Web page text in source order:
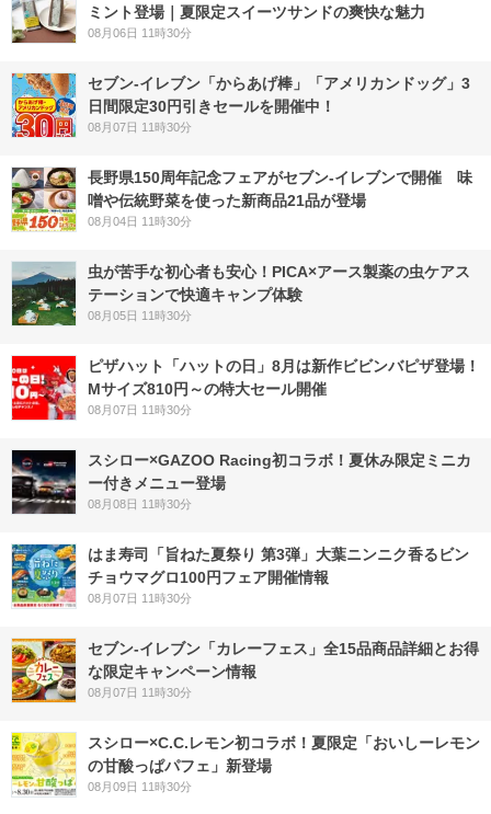
ミント登場｜夏限定スイーツサンドの爽快な魅力
08月06日 11時30分
セブン‐イレブン「からあげ棒」「アメリカンドッグ」3
日間限定30円引きセールを開催中！
08月07日 11時30分
長野県150周年記念フェアがセブン-イレブンで開催 味
噌や伝統野菜を使った新商品21品が登場
08月04日 11時30分
虫が苦手な初心者も安心！PICA×アース製薬の虫ケアス
テーションで快適キャンプ体験
08月05日 11時30分
ピザハット「ハットの日」8月は新作ビビンバピザ登場！
Mサイズ810円～の特大セール開催
08月07日 11時30分
スシロー×GAZOO Racing初コラボ！夏休み限定ミニカ
ー付きメニュー登場
08月08日 11時30分
はま寿司「旨ねた夏祭り 第3弾」大葉ニンニク香るビン
チョウマグロ100円フェア開催情報
08月07日 11時30分
セブン‐イレブン「カレーフェス」全15品商品詳細とお得
な限定キャンペーン情報
08月07日 11時30分
スシロー×C.C.レモン初コラボ！夏限定「おいしーレモン
の甘酸っぱパフェ」新登場
08月09日 11時30分